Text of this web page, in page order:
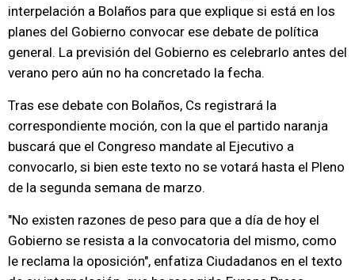
interpelación a Bolaños para que explique si está en los
planes del Gobierno convocar ese debate de política
general. La previsión del Gobierno es celebrarlo antes del
verano pero aún no ha concretado la fecha.
Tras ese debate con Bolaños, Cs registrará la
correspondiente moción, con la que el partido naranja
buscará que el Congreso mandate al Ejecutivo a
convocarlo, si bien este texto no se votará hasta el Pleno
de la segunda semana de marzo.
"No existen razones de peso para que a día de hoy el
Gobierno se resista a la convocatoria del mismo, como
le reclama la oposición", enfatiza Ciudadanos en el texto